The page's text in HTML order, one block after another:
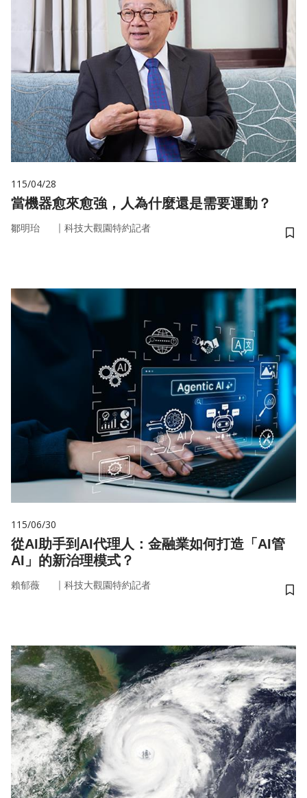
115/04/28
當機器愈來愈強，人為什麼還是需要運動？
鄒明珆 ｜ 科技大觀園特約記者
儲
115/06/30
從AI助手到AI代理人：金融業如何打造「AI管
AI」的新治理模式？
賴郁薇 ｜ 科技大觀園特約記者
儲